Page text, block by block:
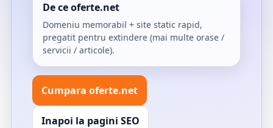
De ce oferte.net
Domeniu memorabil + site static rapid,
pregatit pentru extindere (mai multe orase /
servicii / articole).
Cumpara oferte.net
Inapoi la pagini SEO